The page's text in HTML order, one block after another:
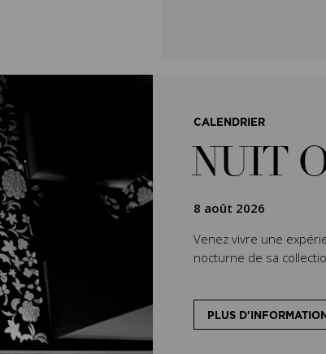
CALENDRIER
NUIT
8 août 2026
Venez vivre une
nocturne de sa
PLUS D'INFORMATION